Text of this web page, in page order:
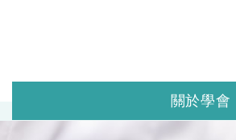
關於學會